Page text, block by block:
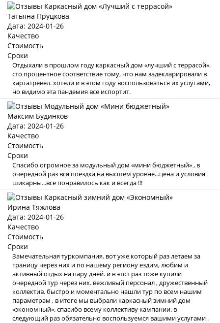
Татьяна Пруцкова
Дата: 2024-01-26
Качество
Стоимость
Сроки
Отдыхали в прошлом году каркасный дом «лучший с террасой».
сто процентное соответствие тому, что нам задекларировали в
картатревел. хотели и в этом году воспользоваться их услугами,
но видимо эта пандемия все испортит.
Максим Будинков
Дата: 2024-01-26
Качество
Стоимость
Сроки
Спасибо огромное за модульный дом «мини бюджетный» , в
очередной раз вся поездка на высшем уровне...цена и условия
шикарны...все понравилось как и всегда !!!
Ирина Тяжлова
Дата: 2024-01-26
Качество
Стоимость
Сроки
Замечательная туркомпания. вот уже который раз летаем за
границу через них и по нашему региону ездим, любим и
активный отдых на пару дней. и в этот раз тоже купили
очередной тур через них. вежливый персонал , дружественный
коллектив. быстро и моментально нашли тур по всем нашим
параметрам , в итоге мы выбрали каркасный зимний дом
«экономный». спасибо всему коллективу кампании. в
следующий раз обязательно воспользуемся вашими услугами .